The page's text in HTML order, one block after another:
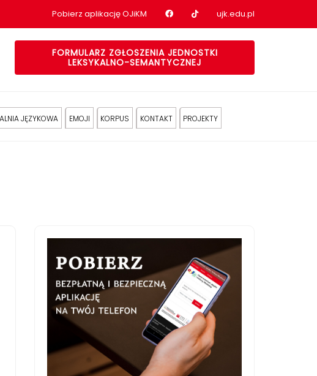
Pobierz aplikację OJiKM Nasz profil na Facebook
Nasz profil na tiktok
ujk.edu.pl
FORMULARZ ZGŁOSZENIA JEDNOSTKI
LEKSYKALNO-SEMANTYCZNEJ
JĘZYKOWA EMOJI KORPUS KONTAKT PROJEKTY